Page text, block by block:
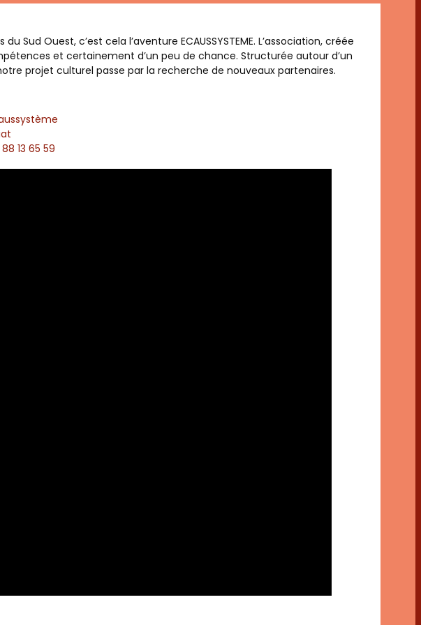
Ouest, c’est cela l’aventure ECAUSSYSTEME. L’association, créée
et certainement d’un peu de chance. Structurée autour d’un
projet culturel passe par la recherche de nouveaux partenaires.
13 65 59